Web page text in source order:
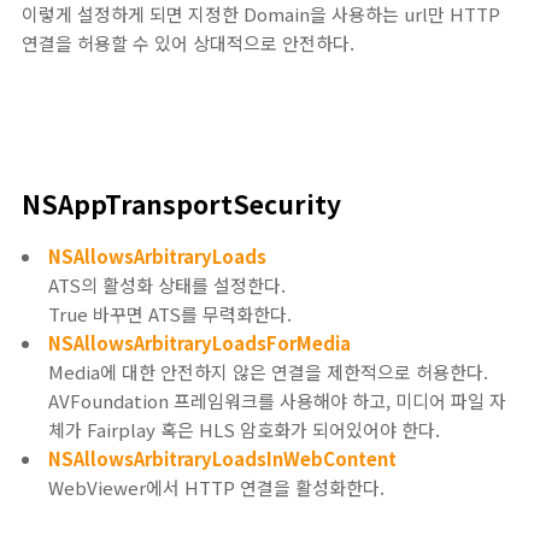
이렇게 설정하게 되면 지정한 Domain을 사용하는 url만 HTTP
연결을 허용할 수 있어 상대적으로 안전하다.
NSAppTransportSecurity
NSAllowsArbitraryLoads
ATS의 활성화 상태를 설정한다.
True 바꾸면 ATS를 무력화한다.
NSAllowsArbitraryLoadsForMedia
Media에 대한 안전하지 않은 연결을 제한적으로 허용한다.
AVFoundation 프레임워크를 사용해야 하고, 미디어 파일 자
체가 Fairplay 혹은 HLS 암호화가 되어있어야 한다.
NSAllowsArbitraryLoadsInWebContent
WebViewer에서 HTTP 연결을 활성화한다.